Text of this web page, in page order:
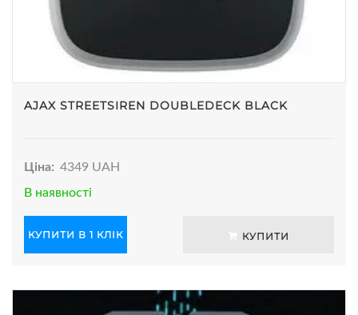
AJAX STREETSIREN DOUBLEDECK BLACK
Ціна: 4349 UAH
В наявності
КУПИТИ В 1 КЛІК КУПИТИ